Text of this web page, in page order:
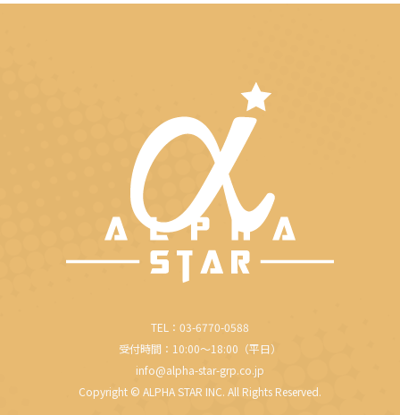
TEL：03-6770-0588
受付時間：10:00～18:00（平日）
info@alpha-star-grp.co.jp
Copyright © ALPHA STAR INC. All Rights Reserved.